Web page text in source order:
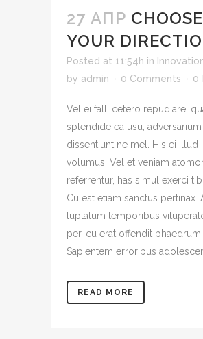
27 АПР CHOOSE
YOUR
Posted at 11:54h in
by admin 0 Comments 0
Vel ei falli cetero repudiare,
splendide ea usu, adversarium
dissentiunt ne mel. His ei illud
volumus. Vel et veniam
referrentur, has simul exerci
Cu est etiam sanctus pertinax.
luptatum temporibus
per, cu erat offendit phaedrum
Sapientem erroribus
READ MORE